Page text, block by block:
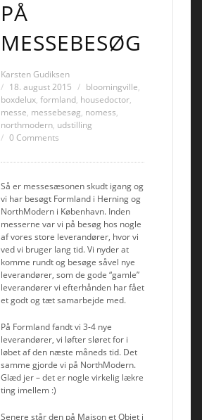
PÅ
MESSEBESØG
Karsten Gudiksen
18. august 2015
bloomingville,
boxdelux, formland, housedoctor,
messe, messebesøg, nomess,
northmodern, udstilling
0 Comments
Så er messesæsonen skudt igang og
vi har besøgt Formland i Herning og
NorthModern i København. Inden
messerne var vi på besøg hos nogle
af vores store leverandører, hvor vi
ved vi bruger lang tid. Vi nyder at
komme rundt og besøge såvel nye
leverandører, som de gode “gamle”
leverandører vi efterhånden har fået
et godt og tæt samarbejde med.
På Formland fandt vi 3-4 nye
leverandører, vi løfter sløret for i
løbet af den næste måneds tid. Det
samme gjorde vi på NorthModern.
Glæd jer – det er nogle virkelig lækre
ting imellem :)
Senere står den på Maison et Objet i